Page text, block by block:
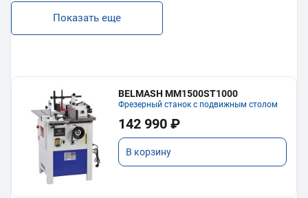
Показать еще
BELMASH MM1500ST1000
Фрезерный станок с подвижным столом
142 990 ₽
В корзину